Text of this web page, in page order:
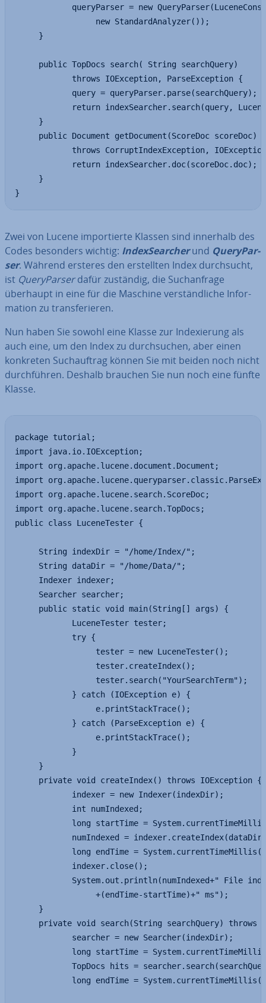
queryParser = new
                 new StandardAnalyzer());
     }
     public TopDocs search( String searchQuery)
            throws IOException, ParseException {
            query = queryParser.parse(searchQuery);
return indexSearcher.search(query,
     }
     public Document getDocument(ScoreDoc scoreDoc)
throws CorruptIndexException,
return
     }
}
Zwei von Lucene im­por­tier­te Klassen sind innerhalb des
Codes besonders wichtig: In­dex­Se­ar­cherund Query­Par­
ser. Während ersteres den er­stell­ten Index durch­sucht,
ist Query­Par­serdafür zuständig, die Such­an­fra­ge
überhaupt in eine für die Maschine ver­ständ­li­che In­for­
ma­ti­on zu trans­fe­rie­ren.
Nun haben Sie sowohl eine Klasse zur In­de­xie­rung als
auch eine, um den Index zu durch­su­chen, aber einen
konkreten Such­auf­trag können Sie mit beiden noch nicht
durch­füh­ren. Deshalb brauchen Sie nun noch eine fünfte
Klasse.
package tutorial;
import java.io.IOException;
import org.apache.lucene.document.Document;
import
import org.apache.lucene.search.ScoreDoc;
import org.apache.lucene.search.TopDocs;
public class LuceneTester {
     String indexDir = "/home/Index/";
     String dataDir = "/home/Data/";
     Indexer indexer;
     Searcher searcher;
     public static void main(String[] args) {
            LuceneTester tester;
            try {
                 tester = new LuceneTester();
                 tester.createIndex();
                 tester.search("YourSearchTerm");
            } catch (IOException e) {
                 e.printStackTrace();
            } catch (ParseException e) {
                 e.printStackTrace();
            }
     }
     private void createIndex() throws IOException {
            indexer = new Indexer(indexDir);
            int numIndexed;
long startTime =
numIndexed =
long endTime =
            indexer.close();
System.out.println(numIndexed+" File
                 +(endTime-startTime)+" ms");
     }
private void search(String searchQuery) throws
            searcher = new Searcher(indexDir);
long startTime =
TopDocs hits =
long endTime =